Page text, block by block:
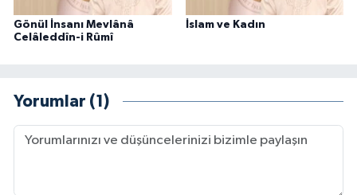
Gönül İnsanı Mevlânâ
Celâleddîn-i Rûmî
İslam ve Kadın
Yorumlar (1)